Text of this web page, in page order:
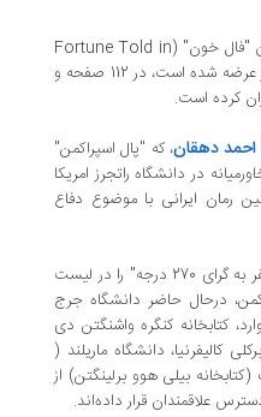
انتشارات سوره مهر نسخه انگلیسی رمان "فال خون" (Fortune Told in
Blood) را که در آمریکا با قیمت 16 دلار عرضه شده است، در 112 صفحه و
احمد دهقان، که "پال اسپراکمن"
در دانشگاه راتجرز امریکا
رمان ایرانی با موضوع دفاع
نسخه انگلیسی رمان "سفر به گرای 270 درجه" را در لیست
درحال حاضر دانشگاه جرج
کتابخانه کنگره واشنگتن دی
کالیفرنیا، دانشگاه ماریلند (
بیلی هوو برلینگتن) از
علاقمندان قرار داده‌اند.